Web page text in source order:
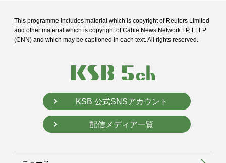
This programme includes material which is copyright of Reuters Limited
and other material which is copyright of Cable News Network LP, LLLP
(CNN) and which may be captioned in each text. All rights reserved.
KSB 公式SNSアカウント
配信メディア一覧